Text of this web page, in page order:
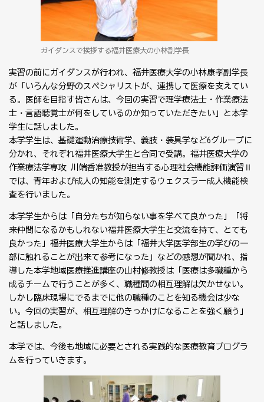
ガイダンスで挨拶する福井医療大の小林副学長
実習の前にガイダンスが行われ、福井医療大学の小林康孝副学長
が「いろんな分野のスペシャリストが、連携して医療を支えてい
る。医師を目指す皆さんは、今回の実習で理学療法士・作業療法
士・言語聴覚士が何をしているのか知っていただきたい」と本学
学生に話しました。
本学学生は、基礎運動治療技術学、義肢・装具学など6グループに
分かれ、それぞれ福井医療大学生と合同で受講。福井医療大学の
作業療法学専攻 川端香准教授が担当する心理社会機能評価演習Ⅱ
では、青年および成人の知能を測定するウェクスラー成人機能検
査を行いました。
本学学生からは「自分たちが知らない事を学べて良かった」「将
来仲間になるかもしれない福井医療大学生と交流を持て、とても
良かった」福井医療大学生からは「福井大学医学部生の学びの一
部に触れることが出来て参考になった」などの感想が聞かれ、指
導した本学地域医療推進講座の山村修教授は「医療は多職種から
成るチームで行うことが多く、職種間の相互理解は欠かせない。
しかし臨床現場にでるまでに他の職種のことを知る機会は少な
い。今回の実習が、相互理解のきっかけになることを強く願う」
と話しました。
本学では、今後も地域に必要とされる実践的な医療教育プログラ
ムを行っていきます。